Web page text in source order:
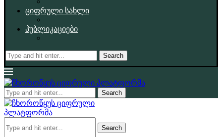
ციფრული სახლი
პუბლიკაციები
Search
Search
Search